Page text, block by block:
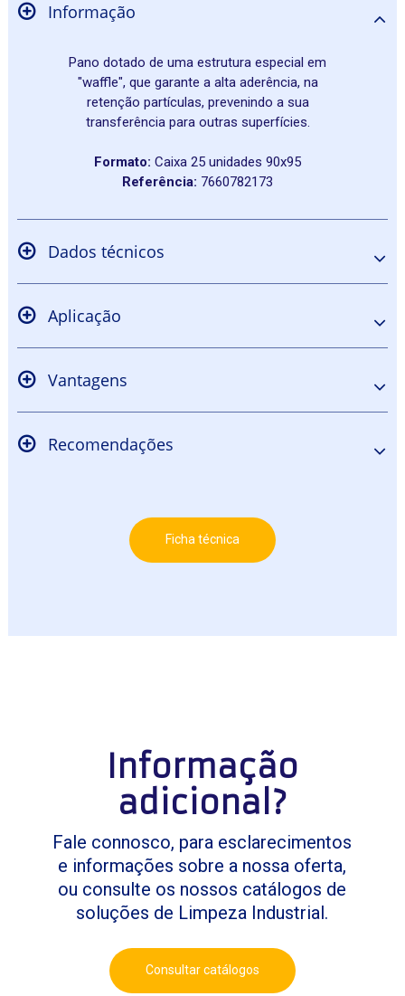
Informação
Pano dotado de uma estrutura especial em
"waffle", que garante a alta aderência, na
retenção partículas, prevenindo a sua
transferência para outras superfícies.
Formato:Caixa 25 unidades 90x95
Referência: 7660782173
Dados técnicos
Aplicação
Vantagens
Recomendações
Ficha técnica
Informação
adicional?
Fale connosco, para esclarecimentos
e informações sobre a nossa oferta,
ou consulte os nossos catálogos de
soluções de Limpeza Industrial.
Consultar catálogos